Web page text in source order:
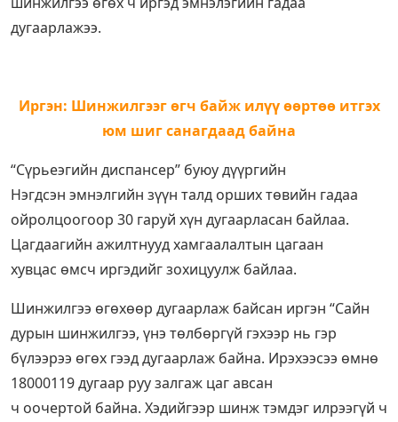
дугаарлажээ.
Иргэн: Шинжилгээг өгч байж илүү өөртөө итгэх
юм шиг санагдаад байна
“Сүрьеэгийн диспансер” буюу дүүргийн
Нэгдсэн эмнэлгийн зүүн талд орших төвийн гадаа
ойролцоогоор 30 гаруй хүн дугаарласан байлаа.
Цагдаагийн ажилтнууд хамгаалалтын цагаан
хувцас өмсч иргэдийг зохицуулж байлаа.
Шинжилгээ өгөхөөр дугаарлаж байсан иргэн “Сайн
дурын шинжилгээ, үнэ төлбөргүй гэхээр нь гэр
бүлээрээ өгөх гээд дугаарлаж байна. Ирэхээсээ өмнө
18000119 дугаар руу залгаж цаг авсан
ч оочертой байна. Хэдийгээр шинж тэмдэг илрээгүй ч